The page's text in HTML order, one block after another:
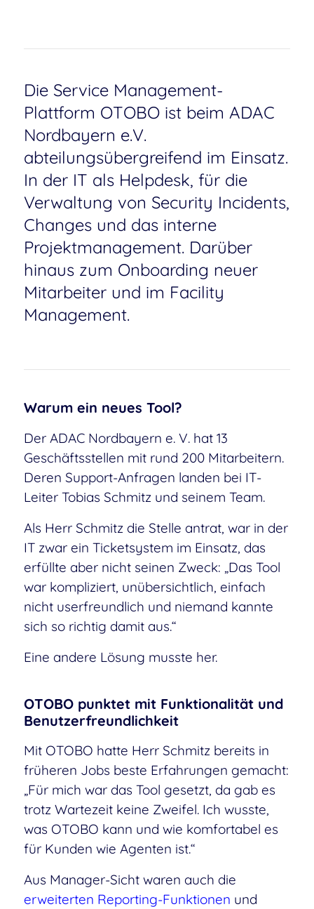
Die Service Management-
Plattform OTOBO ist beim ADAC
Nordbayern e.V.
abteilungsübergreifend im Einsatz.
In der IT als Helpdesk, für die
Verwaltung von Security Incidents,
Changes und das interne
Projektmanagement. Darüber
hinaus zum Onboarding neuer
Mitarbeiter und im Facility
Management.
Warum ein neues Tool?
Der ADAC Nordbayern e. V. hat 13
Geschäftsstellen mit rund 200 Mitarbeitern.
Deren Support-Anfragen landen bei IT-
Leiter Tobias Schmitz und seinem Team.
Als Herr Schmitz die Stelle antrat, war in der
IT zwar ein Ticketsystem im Einsatz, das
erfüllte aber nicht seinen Zweck: „Das Tool
war kompliziert, unübersichtlich, einfach
nicht userfreundlich und niemand kannte
sich so richtig damit aus.“
Eine andere Lösung musste her.
OTOBO punktet mit Funktionalität und
Benutzerfreundlichkeit
Mit OTOBO hatte Herr Schmitz bereits in
früheren Jobs beste Erfahrungen gemacht:
„Für mich war das Tool gesetzt, da gab es
trotz Wartezeit keine Zweifel. Ich wusste,
was OTOBO kann und wie komfortabel es
für Kunden wie Agenten ist.“
Aus Manager-Sicht waren auch die
erweiterten Reporting-Funktionen und